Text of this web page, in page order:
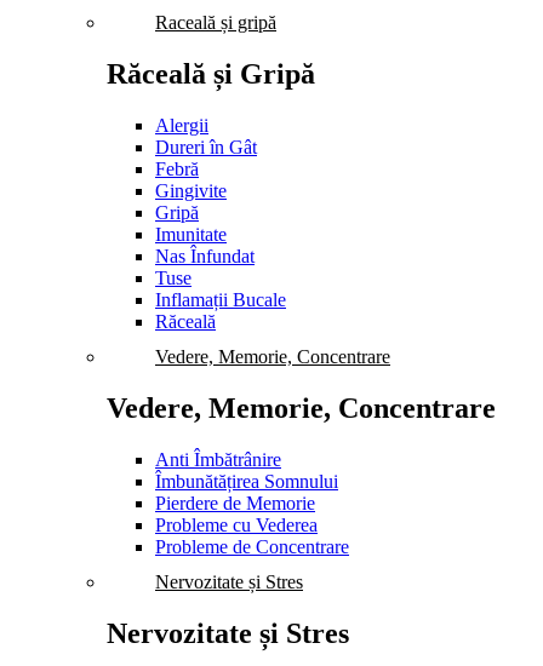
Raceală și gripă
Răceală și Gripă
Alergii
Dureri în Gât
Febră
Gingivite
Gripă
Imunitate
Nas Înfundat
Tuse
Inflamații Bucale
Răceală
Vedere, Memorie, Concentrare
Vedere, Memorie, Concentrare
Anti Îmbătrânire
Îmbunătățirea Somnului
Pierdere de Memorie
Probleme cu Vederea
Probleme de Concentrare
Nervozitate și Stres
Nervozitate și Stres